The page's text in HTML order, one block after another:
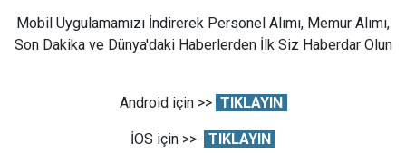
Mobil Uygulamamızı İndirerek Personel Alımı, Memur Alımı,
Son Dakika ve Dünya'daki Haberlerden İlk Siz Haberdar Olun
Android için >> TIKLAYIN
İOS için >> TIKLAYIN